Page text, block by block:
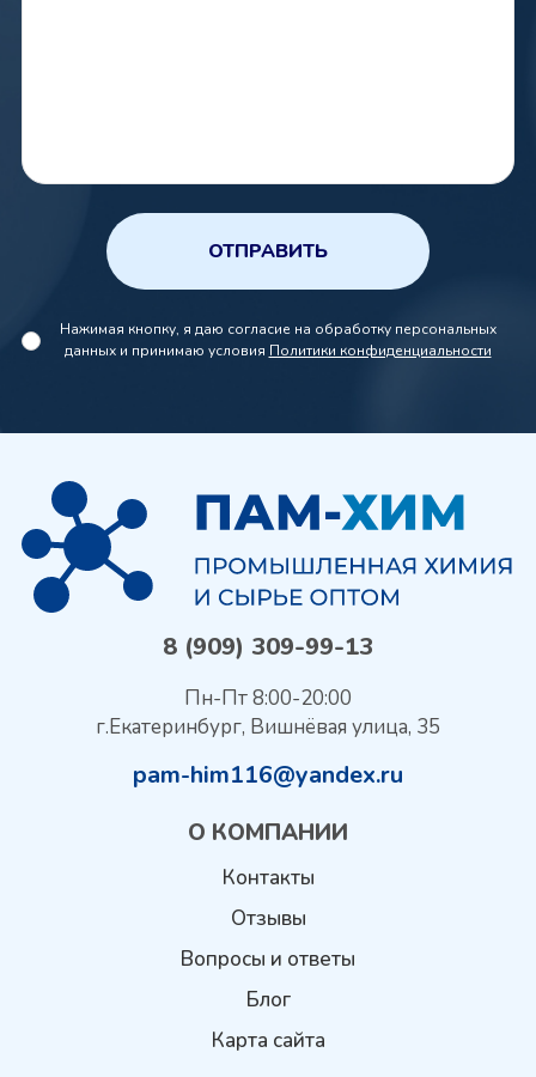
ОТПРАВИТЬ
Нажимая кнопку, я даю согласие на обработку персональных
данных и принимаю условия Политики конфиденциальности
8 (909) 309-99-13
Пн-Пт 8:00-20:00
г.Екатеринбург, Вишнёвая улица, 35
pam-him116@yandex.ru
О КОМПАНИИ
Контакты
Отзывы
Вопросы и ответы
Блог
Карта сайта